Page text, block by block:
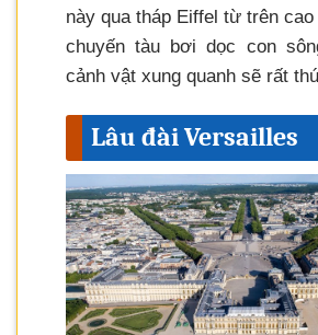
này qua tháp Eiffel từ trên
chuyến tàu bơi dọc con
cảnh vật xung quanh sẽ rất
Lâu đài Versailles